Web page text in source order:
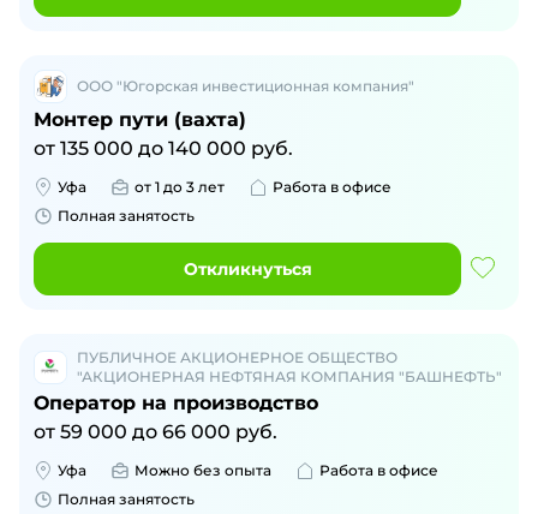
ООО "Югорская инвестиционная компания"
Монтер пути (вахта)
от 135 000 до 140 000 руб.
Уфа от 1 до 3 лет
Работа в офисе
Полная занятость
Откликнуться
ПУБЛИЧНОЕ АКЦИОНЕРНОЕ ОБЩЕСТВО
"АКЦИОНЕРНАЯ НЕФТЯНАЯ КОМПАНИЯ "БАШНЕФТЬ"
Оператор на производство
от 59 000 до 66 000 руб.
Уфа Можно без опыта
Работа в офисе
Полная занятость